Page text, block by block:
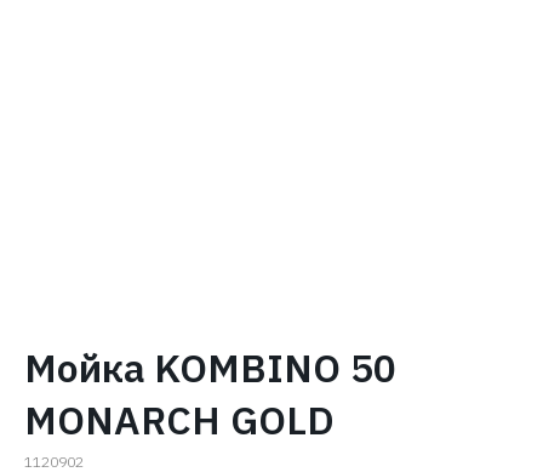
Мойка KOMBINO 50
MONARCH GOLD
1120902